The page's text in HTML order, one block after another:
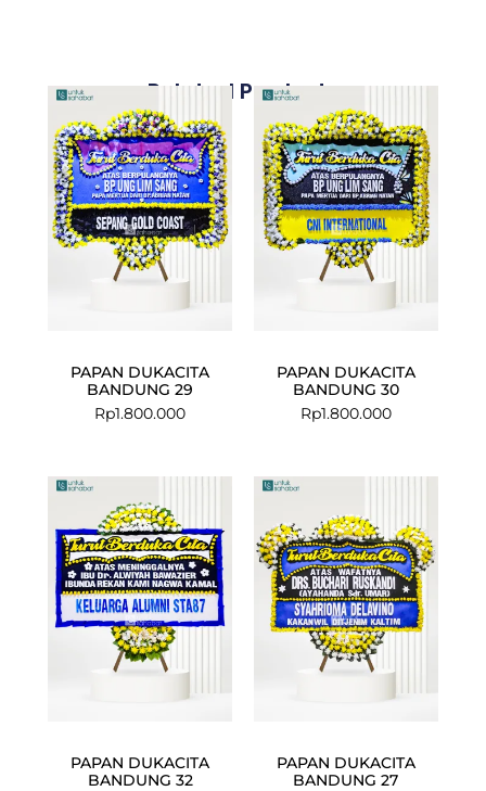
Related Products
PAPAN DUKACITA
BANDUNG 29
Rp1.800.000
PAPAN DUKACITA
BANDUNG 30
Rp1.800.000
PAPAN DUKACITA
BANDUNG 32
PAPAN DUKACITA
BANDUNG 27